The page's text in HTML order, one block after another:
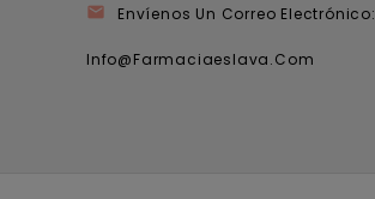
 Envíenos Un Correo Electrónico:
Info@farmaciaeslava.com